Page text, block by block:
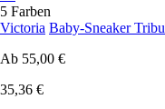
5 Farben
Victoria Baby-Sneaker Tribu
Ab 55,00 €
35,36 €